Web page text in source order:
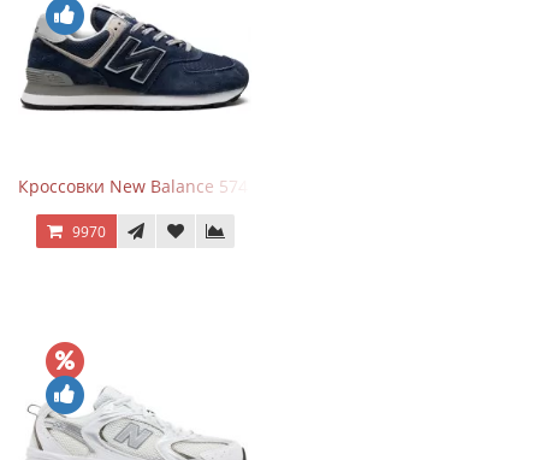
Кроссовки New Balance 574 Navy Blue Grey
9970